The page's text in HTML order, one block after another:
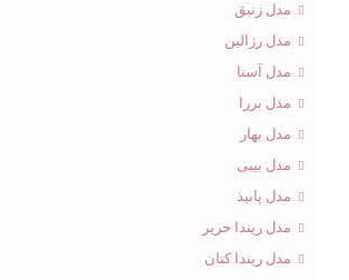
مدل زنبق
مدل رزالین
مدل آسنا
مدل بررا
مدل بهار
مدل بیبی
مدل پانیذ
مدل ریندا حریر
مدل ریندا کتان